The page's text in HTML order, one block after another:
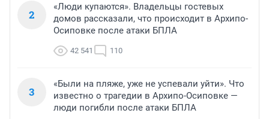
2
«Люди купаются». Владельцы гостевых
домов рассказали, что происходит в Архипо-
Осиповке после атаки БПЛА
42 541 110
3
«Были на пляже, уже не успевали уйти». Что
известно о трагедии в Архипо-Осиповке —
люди погибли после атаки БПЛА